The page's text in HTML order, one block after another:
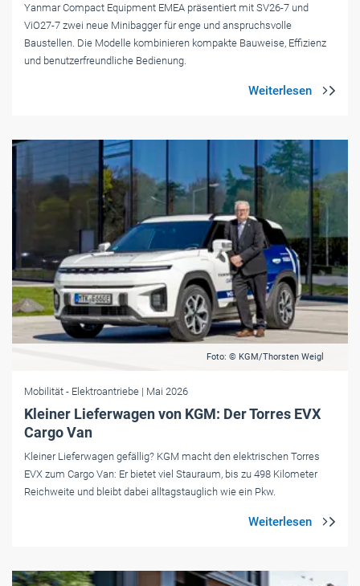
Yanmar Compact Equipment EMEA präsentiert mit SV26-7 und
ViO27-7 zwei neue Minibagger für enge und anspruchsvolle
Baustellen. Die Modelle kombinieren kompakte Bauweise, Effizienz
und benutzerfreundliche Bedienung.
Foto: © KGM/Thorsten Weigl
Mobilität - Elektroantriebe | Mai 2026
Kleiner Lieferwagen von KGM: Der Torres EVX
Cargo Van
Kleiner Lieferwagen gefällig? KGM macht den elektrischen Torres
EVX zum Cargo Van: Er bietet viel Stauraum, bis zu 498 Kilometer
Reichweite und bleibt dabei alltagstauglich wie ein Pkw.